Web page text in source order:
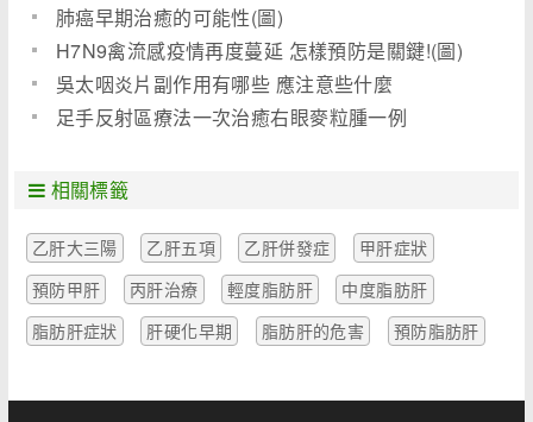
肺癌早期治癒的可能性(圖)
H7N9禽流感疫情再度蔓延 怎樣預防是關鍵!(圖)
吳太咽炎片副作用有哪些 應注意些什麼
足手反射區療法一次治癒右眼麥粒腫一例
相關標籤
乙肝大三陽 乙肝五項 乙肝併發症
甲肝症狀
預防甲肝
丙肝治療 輕度脂肪肝
中度脂肪肝
脂肪肝症狀
肝硬化早期 脂肪肝的危害 預防脂肪肝